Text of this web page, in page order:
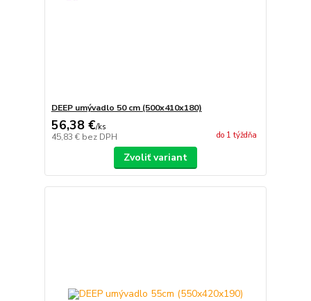
DEEP umývadlo 50 cm (500x410x180)
56,38 €/ks
45,83 € bez DPH do 1 týždňa
Zvoliť variant